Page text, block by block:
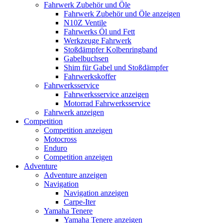
Fahrwerk Zubehör und Öle
Fahrwerk Zubehör und Öle anzeigen
N10Z Ventile
Fahrwerks Öl und Fett
Werkzeuge Fahrwerk
Stoßdämpfer Kolbenringband
Gabelbuchsen
Shim für Gabel und Stoßdämpfer
Fahrwerkskoffer
Fahrwerksservice
Fahrwerksservice anzeigen
Motorrad Fahrwerksservice
Fahrwerk anzeigen
Competition
Competition anzeigen
Motocross
Enduro
Competition anzeigen
Adventure
Adventure anzeigen
Navigation
Navigation anzeigen
Carpe-Iter
Yamaha Tenere
Yamaha Tenere anzeigen